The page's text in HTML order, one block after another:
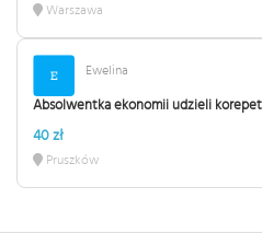
Warszawa
Ewelina
Absolwentka ekonomii udzieli
40 zł
Pruszków